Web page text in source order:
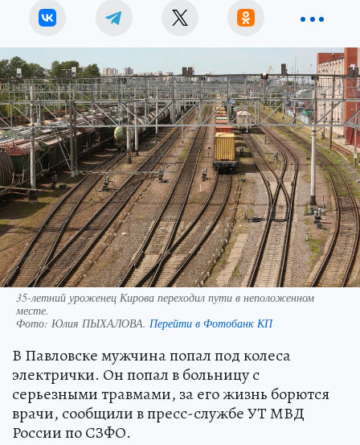
35-летний уроженец Кирова переходил пути в неположенном
месте.
Фото: Юлия ПЫХАЛОВА. Перейти в Фотобанк КП
В Павловске мужчина попал под колеса
электрички. Он попал в больницу с
серьезными травмами, за его жизнь борются
врачи, сообщили в пресс-службе УТ МВД
России по СЗФО.